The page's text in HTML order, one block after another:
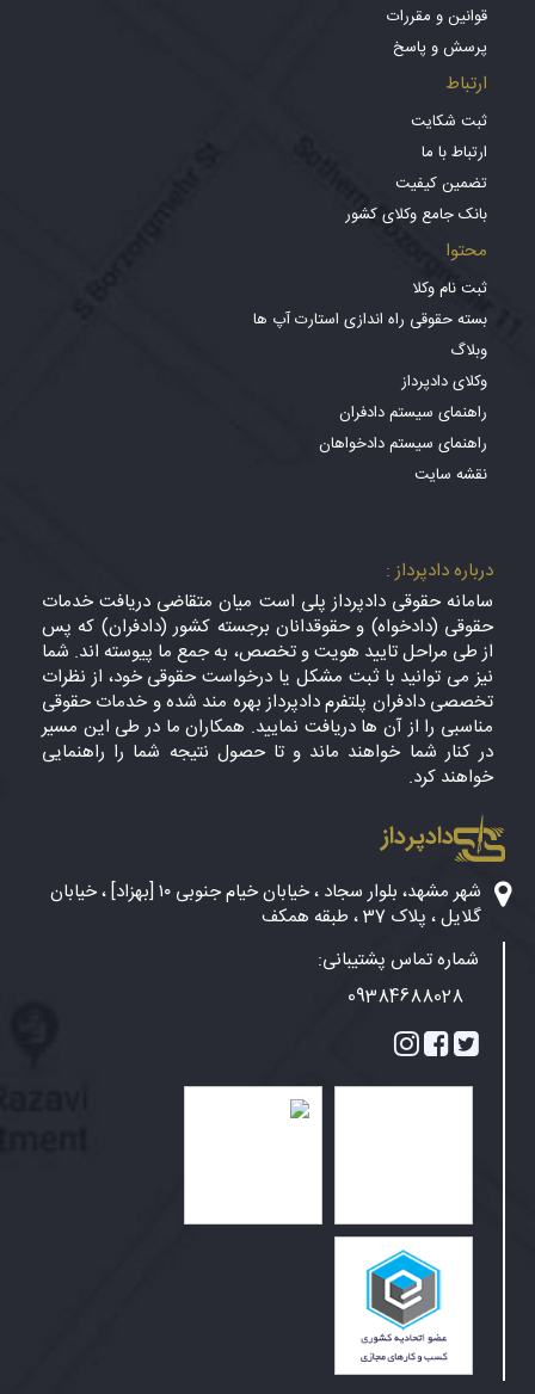
قوانین و مقررات
پرسش و پاسخ
ارتباط
ثبت شکایت
ارتباط با ما
تضمین کیفیت
بانک جامع وکلای کشور
محتوا
ثبت نام وکلا
بسته حقوقی راه اندازی استارت آپ ها
وبلاگ
وکلای دادپرداز
راهنمای سیستم دادفران
راهنمای سیستم دادخواهان
نقشه سایت
درباره دادپرداز :
سامانه حقوقی دادپرداز پلی است میان متقاضی دریافت خدمات
حقوقی (دادخواه) و حقوقدانان برجسته کشور (دادفران) که پس
از طی مراحل تایید هویت و تخصص، به جمع ما پیوسته اند. شما
نیز می توانید با ثبت مشکل یا درخواست حقوقی خود، از نظرات
تخصصی دادفران پلتفرم دادپرداز بهره مند شده و خدمات حقوقی
مناسبی را از آن ها دریافت نمایید. همکاران ما در طی این مسیر
در کنار شما خواهند ماند و تا حصول نتیجه شما را راهنمایی
خواهند کرد.
دادپرداز
شهر مشهد، بلوار سجاد ، خیابان خیام جنوبی ۱۰ [بهزاد] ، خیابان
گلایل ، پلاک 37 ، طبقه همکف
شماره تماس پشتیبانی:
09384688028